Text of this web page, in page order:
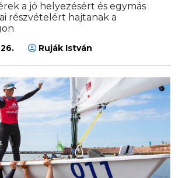
a jó helyezésért és egymás
részvételért hajtanak a
Ruják István